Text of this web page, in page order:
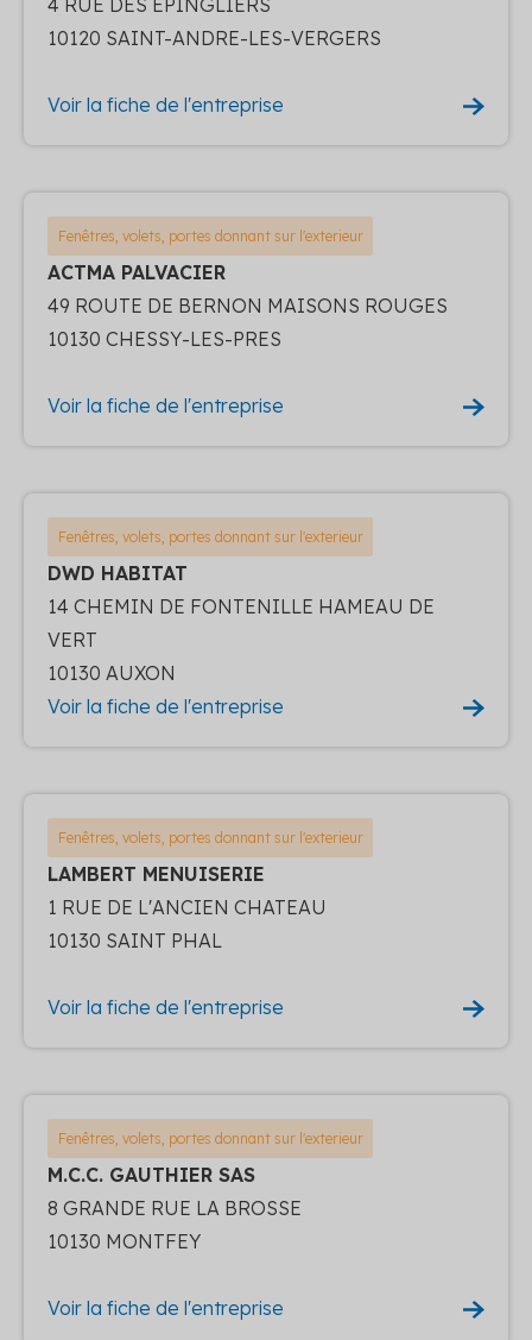
10120 SAINT-ANDRE-LES-VERGERS
Voir la fiche de l'entreprise
Fenêtres, volets, portes donnant sur l'exterieur
ACTMA PALVACIER
49 ROUTE DE BERNON MAISONS ROUGES
10130 CHESSY-LES-PRES
Voir la fiche de l'entreprise
Fenêtres, volets, portes donnant sur l'exterieur
DWD HABITAT
14 CHEMIN DE FONTENILLE HAMEAU DE
VERT
10130 AUXON
Voir la fiche de l'entreprise
Fenêtres, volets, portes donnant sur l'exterieur
LAMBERT MENUISERIE
1 RUE DE L'ANCIEN CHATEAU
10130 SAINT PHAL
Voir la fiche de l'entreprise
Fenêtres, volets, portes donnant sur l'exterieur
M.C.C. GAUTHIER SAS
8 GRANDE RUE LA BROSSE
10130 MONTFEY
Voir la fiche de l'entreprise